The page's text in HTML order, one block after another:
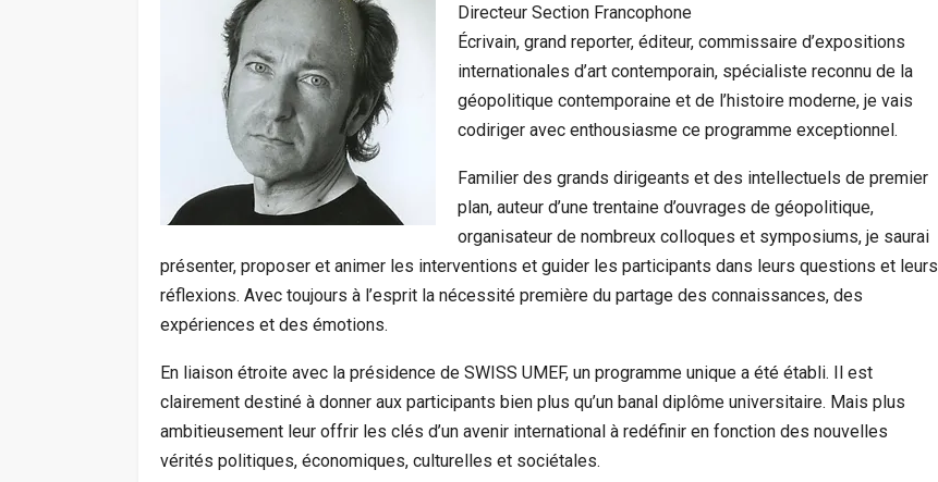
Directeur Section Francophone
Écrivain, grand reporter, éditeur, commissaire d’expositions
internationales d’art contemporain, spécialiste reconnu de la
géopolitique contemporaine et de l’histoire moderne, je vais
codiriger avec enthousiasme ce programme exceptionnel.
Familier des grands dirigeants et des intellectuels de premier
plan, auteur d’une trentaine d’ouvrages de géopolitique,
organisateur de nombreux colloques et symposiums, je saurai
présenter, proposer et animer les interventions et guider les participants dans leurs questions et leurs
réflexions. Avec toujours à l’esprit la nécessité première du partage des connaissances, des
expériences et des émotions.
En liaison étroite avec la présidence de SWISS UMEF, un programme unique a été établi. Il est
clairement destiné à donner aux participants bien plus qu’un banal diplôme universitaire. Mais plus
ambitieusement leur offrir les clés d’un avenir international à redéfinir en fonction des nouvelles
vérités politiques, économiques, culturelles et sociétales.